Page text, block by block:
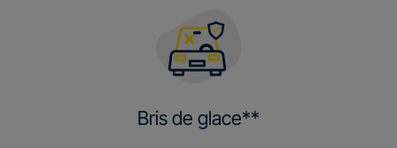
Bris de glace**